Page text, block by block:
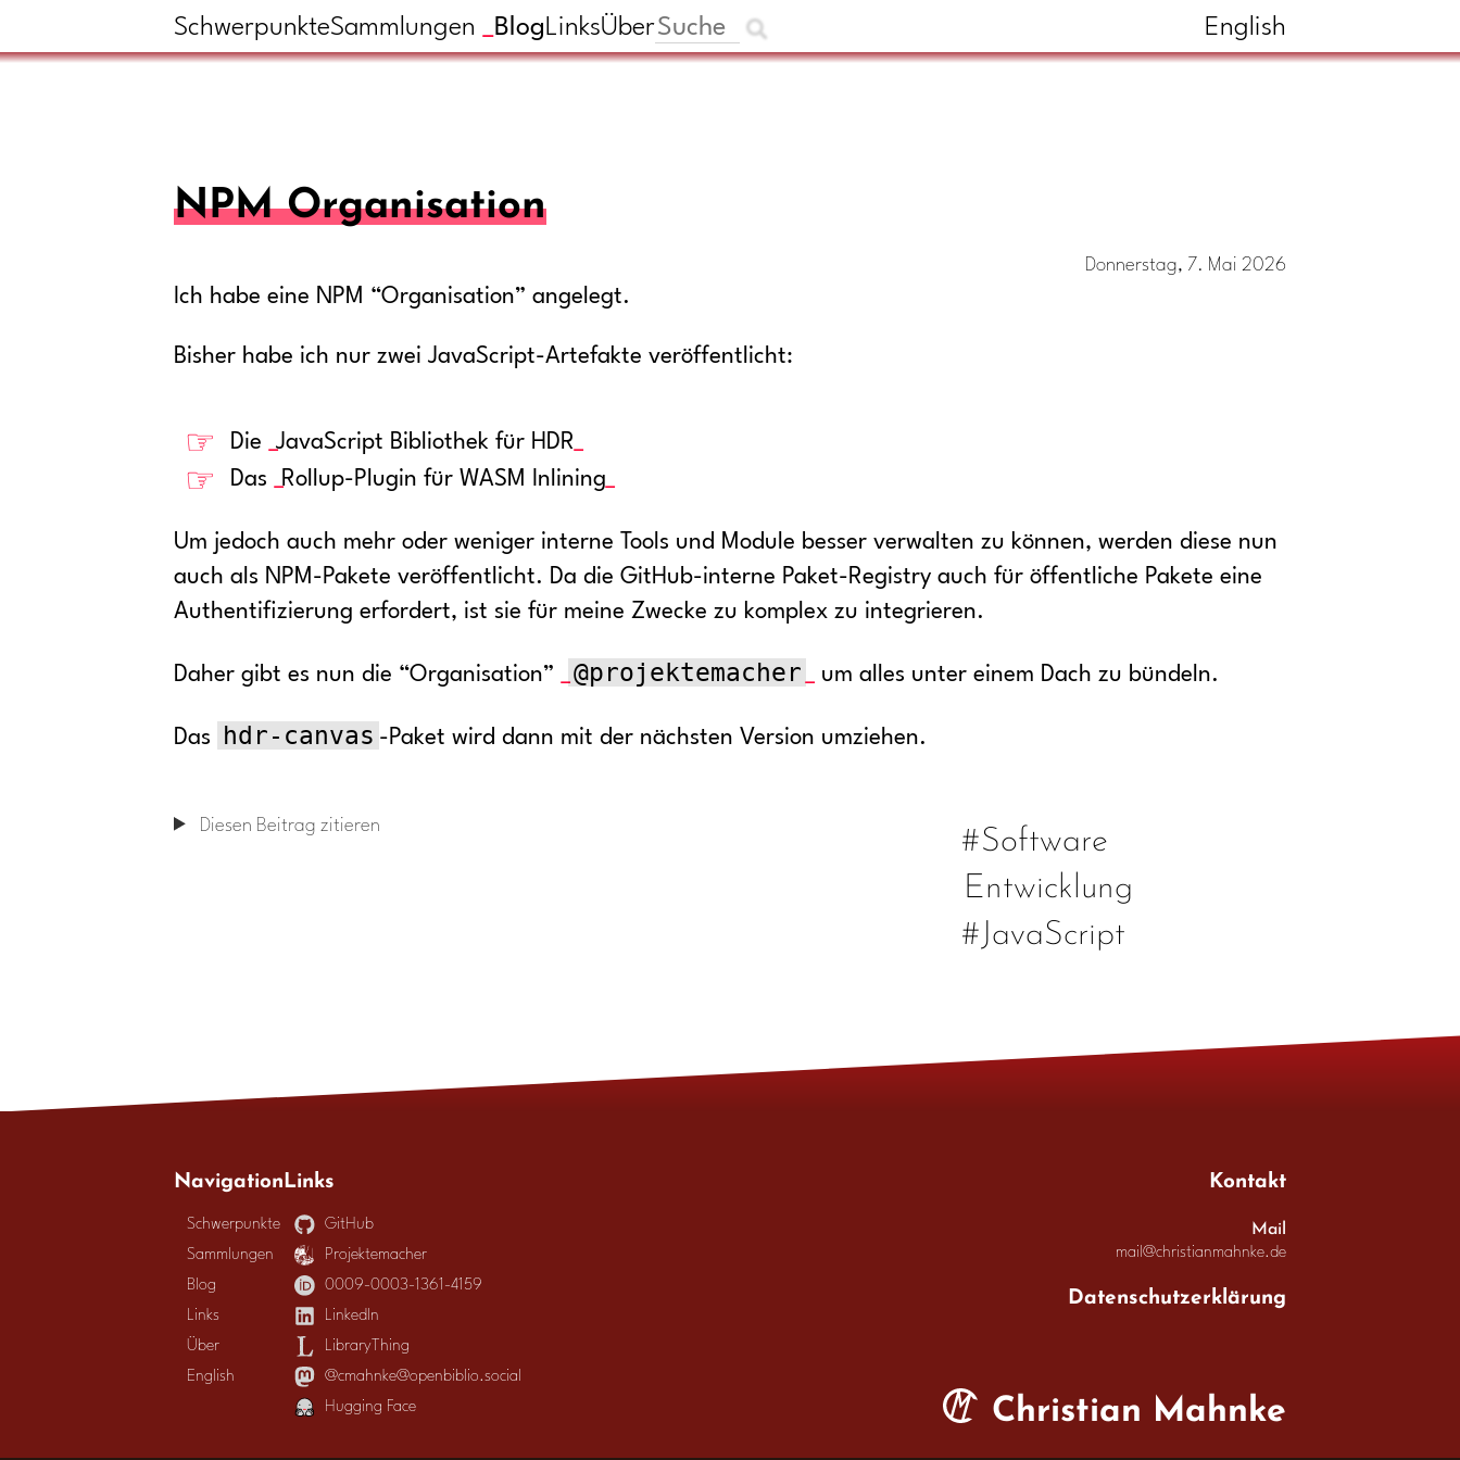
SchwerpunkteSammlungen BlogLinksÜber English
NPM Organisation
Donnerstag, 7. Mai 2026
Ich habe eine NPM “Organisation” angelegt.
Bisher habe ich nur zwei JavaScript-Artefakte veröffentlicht:
Die
JavaScript Bibliothek für HDR
Das
Rollup-Plugin für WASM Inlining
Um jedoch auch mehr oder weniger interne Tools und Module besser verwalten zu können, werden diese nun
auch als NPM-Pakete veröffentlicht. Da die GitHub-interne Paket-Registry auch für öffentliche Pakete eine
Authentifizierung erfordert, ist sie für meine Zwecke zu komplex zu integrieren.
Daher gibt es nun die “Organisation” @projektemacher um alles unter einem Dach zu bündeln.
Das hdr-canvas -Paket wird dann mit der nächsten Version umziehen.
Diesen Beitrag zitieren
#Software
Entwicklung
#JavaScript
Navigation
Schwerpunkte
Sammlungen
Blog
Links
Über
English
Links
GitHub
Projektemacher
0009-0003-1361-4159
LinkedIn
LibraryThing
@cmahnke@openbiblio.social
Hugging Face
Kontakt
Mail
mail@christianmahnke.de
Datenschutzerklärung
Christian Mahnke